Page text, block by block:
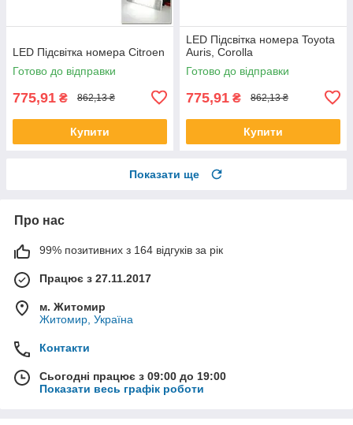
LED Підсвітка номера Citroen
Готово до відправки
775,91 ₴ 862,13 ₴
Купити
LED Підсвітка номера Toyota
Auris, Corolla
Готово до відправки
775,91 ₴ 862,13 ₴
Купити
Показати ще
Про нас
99% позитивних з 164 відгуків за рік
Працює з 27.11.2017
м. Житомир
Житомир, Україна
Контакти
Сьогодні працює з 09:00 до 19:00
Показати весь графік роботи